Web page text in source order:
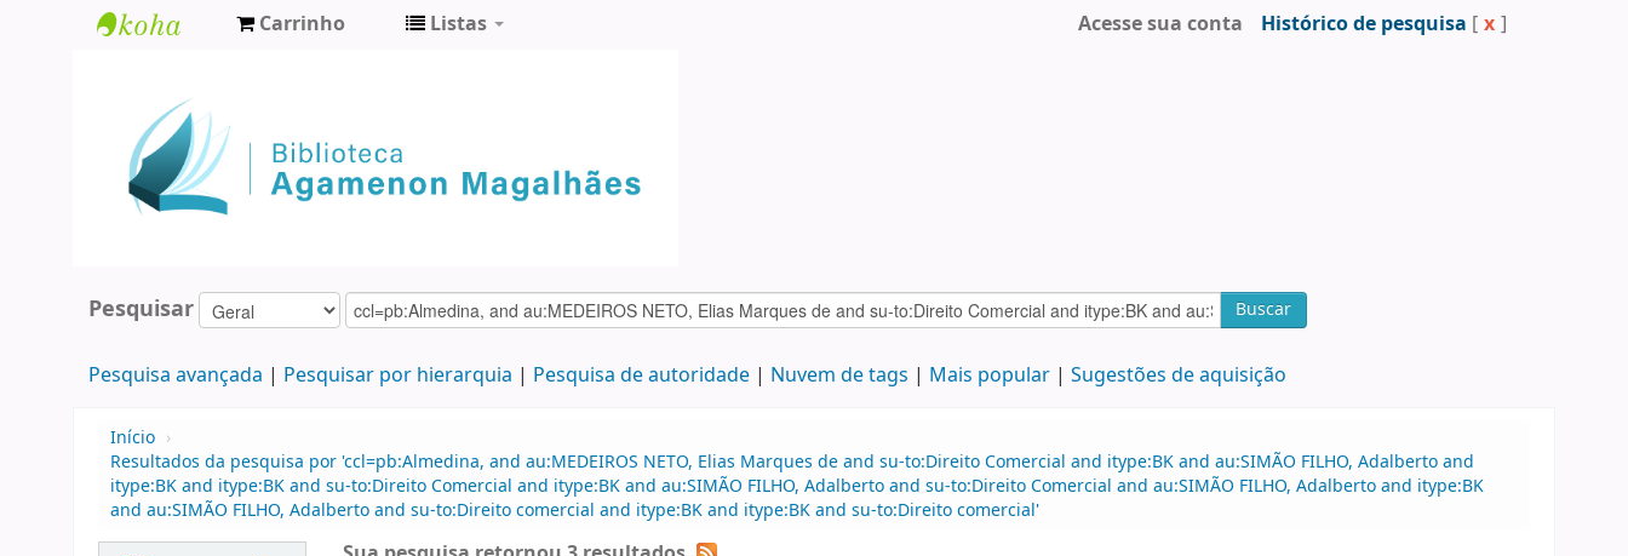
Agamenon
Magalhães
Carrinho Listas Acesse sua conta Histórico de pesquisa [ x ]
Pesquisar Buscar
Pesquisa avançada Pesquisar por hierarquia Pesquisa de autoridade Nuvem de tags Mais popular Sugestões de aquisição
Início ›
Resultados da pesquisa por 'ccl=pb:Almedina, and au:MEDEIROS NETO, Elias Marques de and su-to:Direito Comercial and itype:BK and au:SIMÃO FILHO, Adalberto and
itype:BK and itype:BK and su-to:Direito Comercial and itype:BK and au:SIMÃO FILHO, Adalberto and su-to:Direito Comercial and au:SIMÃO FILHO, Adalberto and itype:BK
and au:SIMÃO FILHO, Adalberto and su-to:Direito comercial and itype:BK and itype:BK and su-to:Direito comercial'